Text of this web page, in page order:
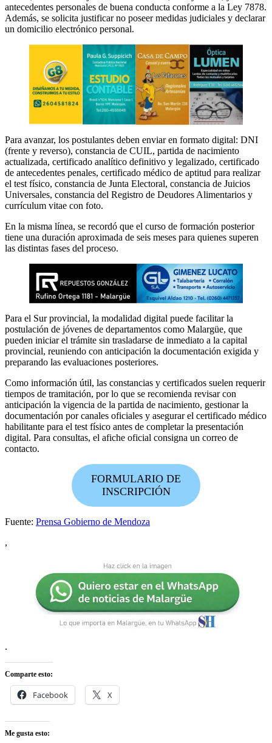
antecedentes personales de buena conducta conforme a la Ley 7878.
Además, se solicita justificar no poseer medidas judiciales y declarar
un domicilio electrónico personal.
Para avanzar, los postulantes deben enviar en formato digital: DNI
(frente y reverso), constancia de CUIL, partida de nacimiento
actualizada, certificado analítico definitivo y legalizado, certificado
de antecedentes penales, certificado médico de aptitud para realizar
el test físico, constancia de Junta Electoral, constancia de Juicios
Universales, constancia del Registro de Deudores Alimentarios y
currículum vitae con foto.
En la misma línea, se recordó que el curso de formación posterior
tiene una duración aproximada de seis meses para quienes superen
las distintas fases del proceso.
Para el Sur provincial, la modalidad digital puede facilitar la
postulación de jóvenes de departamentos como Malargüe, que
pueden iniciar el trámite sin trasladarse de inmediato a la capital
provincial, reuniendo con anticipación la documentación exigida y
preparando las evaluaciones posteriores.
Como información útil, las constancias y certificados suelen requerir
tiempos de tramitación, por lo que se recomienda revisar con
anticipación la vigencia de la partida de nacimiento, gestionar la
documentación por canales oficiales y asegurar el certificado médico
habilitante para el test físico antes de completar la presentación
digital. Para consultas, el afiche oficial consigna un correo de
contacto.
FORMULARIO DE
INSCRIPCIÓN
Fuente: Prensa Gobierno de Mendoza
,
.
Comparte esto:
Facebook X
Me gusta esto: